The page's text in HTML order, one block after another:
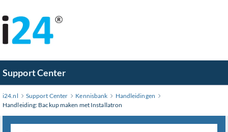
naar
hoofdinhoud
Support Center
i24.nl Support Center Kennisbank
Handleidingen
Handleiding: Backup maken met Installatron